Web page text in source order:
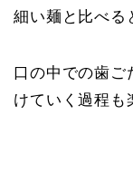
細い麺と比べる
口の中での歯ご
けていく過程も